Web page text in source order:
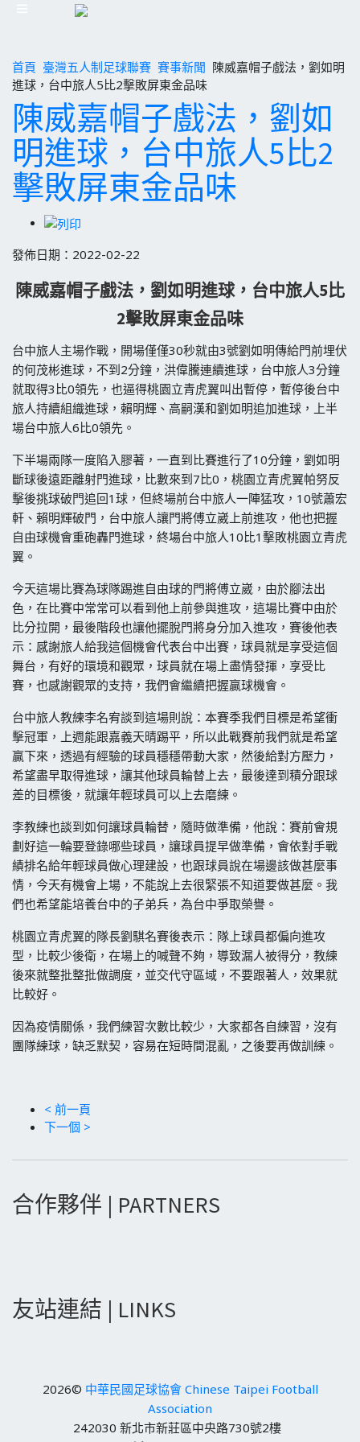
首頁 臺灣五人制足球聯賽 賽事新聞 陳威嘉帽子戲法，劉如明
進球，台中旅人5比2擊敗屏東金品味
陳威嘉帽子戲法，劉如
明進球，台中旅人5比2
擊敗屏東金品味
發佈日期：2022-02-22
陳威嘉帽子戲法，劉如明進球，台中旅人5比
2擊敗屏東金品味
台中旅人主場作戰，開場僅僅30秒就由3號劉如明傳給門前埋伏
的何茂彬進球，不到2分鐘，洪偉騰連續進球，台中旅人3分鐘
就取得3比0領先，也逼得桃園立青虎翼叫出暫停，暫停後台中
旅人持續組織進球，賴明輝、高嗣漢和劉如明追加進球，上半
場台中旅人6比0領先。
下半場兩隊一度陷入膠著，一直到比賽進行了10分鐘，劉如明
斷球後遠距離射門進球，比數來到7比0，桃園立青虎翼帕努反
擊後挑球破門追回1球，但終場前台中旅人一陣猛攻，10號蕭宏
軒、賴明輝破門，台中旅人讓門將傅立崴上前進攻，他也把握
自由球機會重砲轟門進球，終場台中旅人10比1擊敗桃園立青虎
翼。
今天這場比賽為球隊踢進自由球的門將傅立崴，由於腳法出
色，在比賽中常常可以看到他上前參與進攻，這場比賽中由於
比分拉開，最後階段也讓他擺脫門將身分加入進攻，賽後他表
示：感謝旅人給我這個機會代表台中出賽，球員就是享受這個
舞台，有好的環境和觀眾，球員就在場上盡情發揮，享受比
賽，也感謝觀眾的支持，我們會繼續把握贏球機會。
台中旅人教練李名宥談到這場則說：本賽季我們目標是希望衝
擊冠軍，上週能跟嘉義天晴踢平，所以此戰賽前我們就是希望
贏下來，透過有經驗的球員穩穩帶動大家，然後給對方壓力，
希望盡早取得進球，讓其他球員輪替上去，最後達到積分跟球
差的目標後，就讓年輕球員可以上去磨練。
李教練也談到如何讓球員輪替，隨時做準備，他說：賽前會規
劃好這一輪要登錄哪些球員，讓球員提早做準備，會依對手戰
績排名給年輕球員做心理建設，也跟球員說在場邊該做甚麼事
情，今天有機會上場，不能說上去很緊張不知道要做甚麼。我
們也希望能培養台中的子弟兵，為台中爭取榮譽。
桃園立青虎翼的隊長劉騏名賽後表示：隊上球員都偏向進攻
型，比較少後衛，在場上的喊聲不夠，導致漏人被得分，教練
後來就整批整批做調度，並交代守區域，不要跟著人，效果就
比較好。
因為疫情關係，我們練習次數比較少，大家都各自練習，沒有
團隊練球，缺乏默契，容易在短時間混亂，之後要再做訓練。
< 前一頁
下一個 >
合作夥伴 | PARTNERS
友站連結 | LINKS
2026© 中華民國足球協會 Chinese Taipei Football
Association
242030 新北市新莊區中央路730號2樓